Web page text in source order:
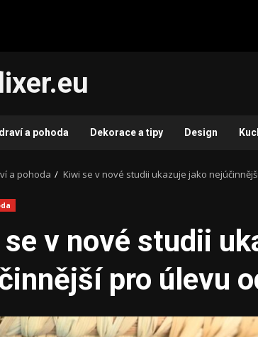
a pohoda Dekorace a tipy Design
a pohoda Kiwi se v nové studii ukazuje jako
v nové studii
pro úlevu